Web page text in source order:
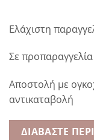
Ελάχιστη
Σε
Αποστολή με
αντικαταβολή
ΔΙΑΒΆΣΤΕ